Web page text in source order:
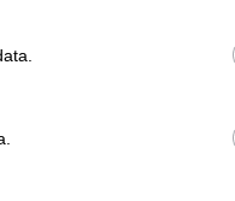
πολύ
δύο πλευρών